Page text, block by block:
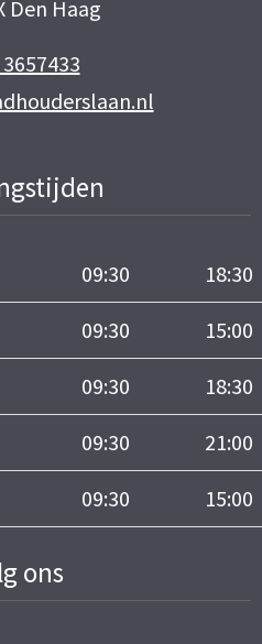
Den Haag
09:30 18:30
09:30 15:00
09:30 18:30
09:30 21:00
09:30 15:00
ons